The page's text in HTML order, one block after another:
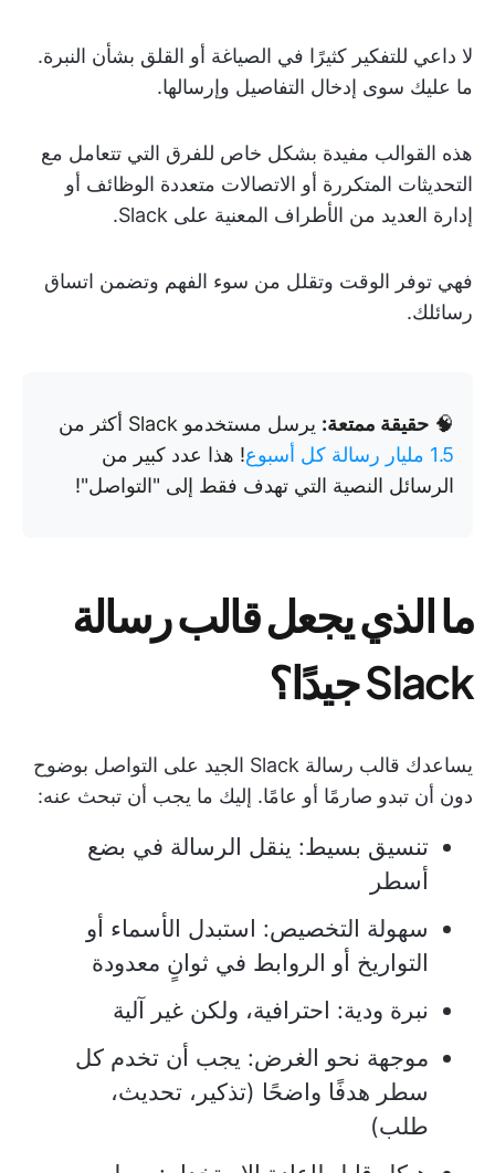
لا داعي للتفكير كثيرًا في الصياغة أو القلق بشأن النبرة.
ما عليك سوى إدخال التفاصيل وإرسالها.
هذه القوالب مفيدة بشكل خاص للفرق التي تتعامل مع
التحديثات المتكررة أو الاتصالات متعددة الوظائف أو
إدارة العديد من الأطراف المعنية على Slack.
فهي توفر الوقت وتقلل من سوء الفهم وتضمن اتساق
رسائلك.
🧠 حقيقة ممتعة: يرسل مستخدمو Slack أكثر من
1.5 مليار رسالة كل أسبوع
! هذا عدد كبير من
الرسائل النصية التي تهدف فقط إلى "التواصل"!
ما الذي يجعل قالب رسالة
Slack جيدًا؟
يساعدك قالب رسالة Slack الجيد على التواصل بوضوح
دون أن تبدو صارمًا أو عامًا. إليك ما يجب أن تبحث عنه:
تنسيق بسيط: ينقل الرسالة في بضع
أسطر
سهولة التخصيص: استبدل الأسماء أو
التواريخ أو الروابط في ثوانٍ معدودة
نبرة ودية: احترافية، ولكن غير آلية
موجهة نحو الغرض: يجب أن تخدم كل
سطر هدفًا واضحًا (تذكير، تحديث،
طلب)